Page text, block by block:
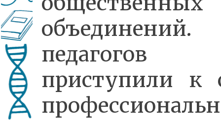
педагогов
приступили к